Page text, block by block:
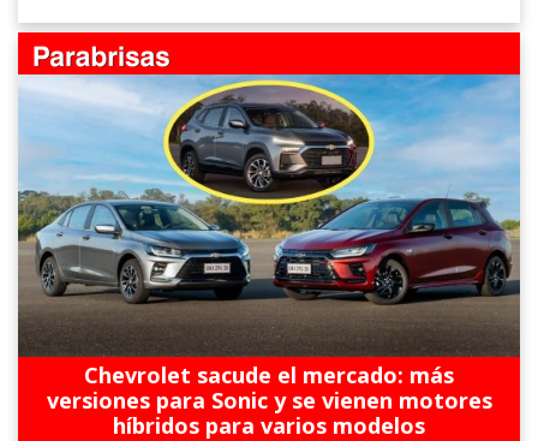
Chevrolet sacude el mercado: más
versiones para Sonic y se vienen motores
híbridos para varios modelos